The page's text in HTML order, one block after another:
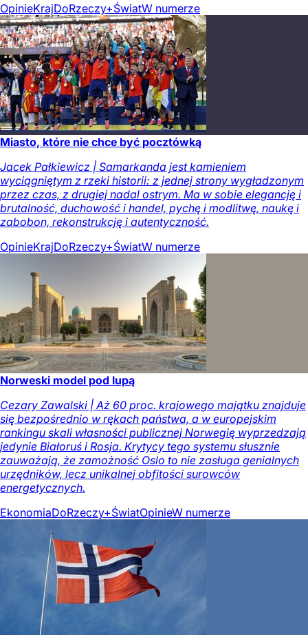
OpinieKrajDoRzeczy+ŚwiatW numerze
Miasto, które nie chce być pocztówką
Jacek Pałkiewicz | Samarkanda jest kamieniem
wyciągniętym z rzeki historii: z jednej strony wygładzonym
przez czas, z drugiej nadal ostrym. Ma w sobie elegancję i
brutalność, duchowość i handel, pychę i modlitwę, naukę i
zabobon, rekonstrukcję i autentyczność.
OpinieKrajDoRzeczy+ŚwiatW numerze
Norweski model pod lupą
Cezary Zawalski | Aż 60 proc. krajowego majątku znajduje
się bezpośrednio w rękach państwa, a w europejskim
rankingu skali własności publicznej Norwegię wyprzedzają
jedynie Białoruś i Rosja. Krytycy tego systemu słusznie
zauważają, że zamożność Oslo to nie zasługa genialnych
urzędników, lecz unikalnej obfitości surowców
energetycznych.
EkonomiaDoRzeczy+ŚwiatOpinieW numerze